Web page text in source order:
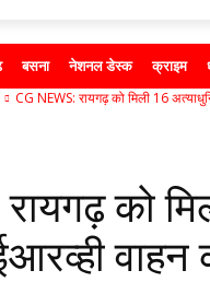
बसना नेशनल डेस्क क्राइम
CG NEWS: रायगढ़ को मिली 16
को
वाहन